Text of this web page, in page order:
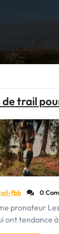
de trail
fbb 0
pronateur
ont tendance